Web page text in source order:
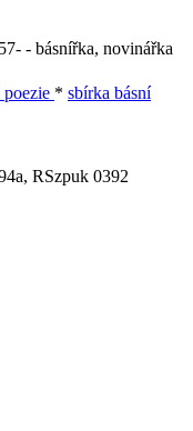
- básnířka, novinářka
poezie * sbírka básní
RSzpuk 0392